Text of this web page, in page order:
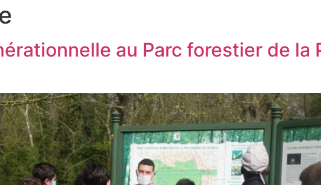
au Parc forestier de la